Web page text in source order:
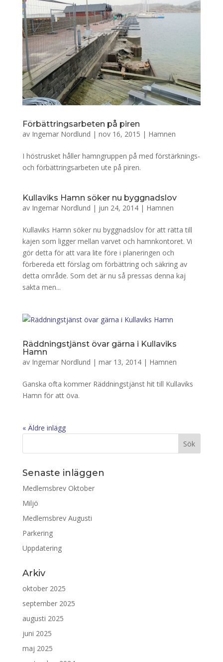
Förbättringsarbeten på piren
av Ingemar Nordlund | nov 16, 2015 | Hamnen
I höstrusket håller hamngruppen på med förstärknings-
och förbättringsarbeten ute på piren.
Kullaviks Hamn söker nu byggnadslov
av Ingemar Nordlund | jun 24, 2014| Hamnen
Kullaviks Hamn söker nu byggnadslov för att rätta till
kajen som ligger mellan varvet och hamnkontoret. Vi
gör detta för att vara lite före i planeringen och
förbereda ett förslag om förbättring och säkring av
detta område. Som det är nu så pressas denna kaj
sakta men...
Räddningstjänst övar gärna i Kullaviks
Hamn
av Ingemar Nordlund | mar 13, 2014| Hamnen
Ganska ofta kommer Räddningstjänst hit till Kullaviks
Hamn för att öva.
« Äldre inlägg
Senaste inläggen
Medlemsbrev Oktober
Miljö
Medlemsbrev Augusti
Parkering
Uppdatering
Arkiv
oktober 2025
september 2025
augusti 2025
juni 2025
maj 2025